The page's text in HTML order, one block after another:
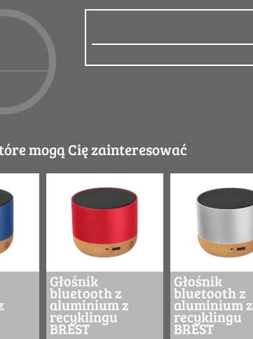
mogą Cię zainteresować
Głośnik
bluetooth z
aluminium z
recyklingu
BREST
Głośnik
bluetooth z
aluminium z
recyklingu
BREST